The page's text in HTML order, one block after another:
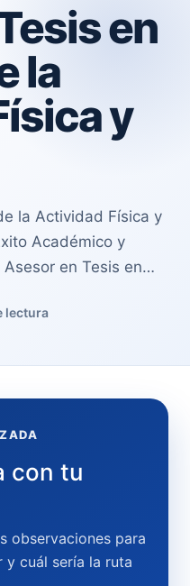
en
la
y
la Actividad Física y
Académico y
en Tesis en…
lectura
con tu
observaciones para
cuál sería la ruta